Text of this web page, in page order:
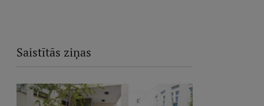
Saistītās ziņas